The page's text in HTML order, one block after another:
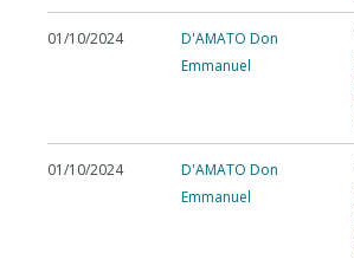
01/10/2024
D'AMATO Don
Emmanuel
01/10/2024
D'AMATO Don
Emmanuel